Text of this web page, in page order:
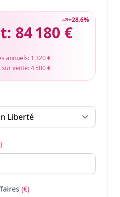
+28.6%
84 180 €
annuels: 1 320 €
sur vente:4 500 €
(€)